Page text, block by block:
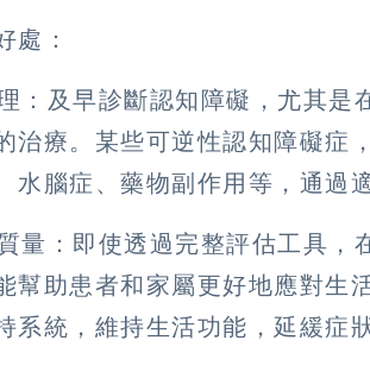
處：
：及早診斷認知障礙，尤其是
治療。某些可逆性認知障礙症
水腦症、藥物副作用等，通過
量：即使透過完整評估工具，
幫助患者和家屬更好地應對生
系統，維持生活功能，延緩症